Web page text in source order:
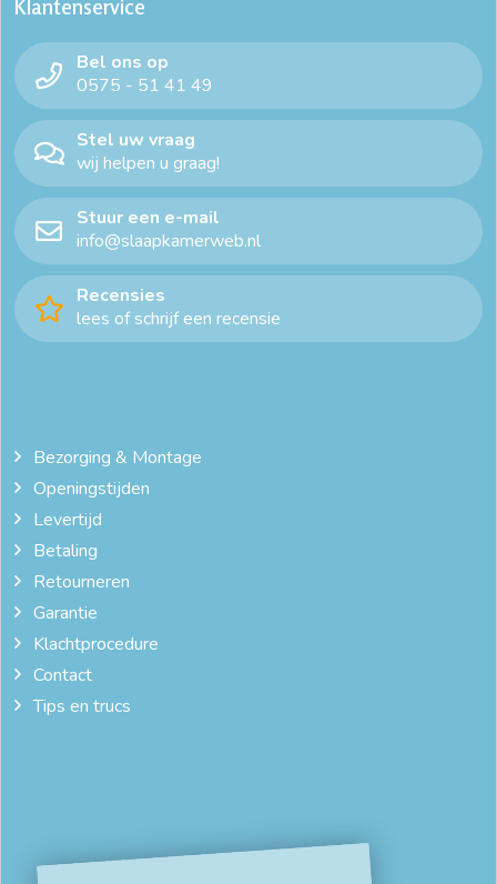
Klantenservice
Bel ons op
0575 - 51 41 49
Stel uw vraag
wij helpen u graag!
Stuur een e-mail
info@slaapkamerweb.nl
Recensies
lees of schrijf een recensie
Bezorging & Montage
Openingstijden
Levertijd
Betaling
Retourneren
Garantie
Klachtprocedure
Contact
Tips en trucs